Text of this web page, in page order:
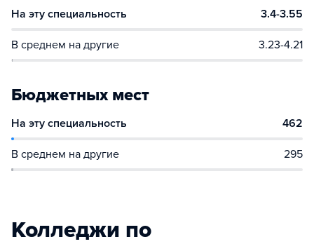
На эту специальность 3.4-3.55
В среднем на другие 3.23-4.21
Бюджетных мест
На эту специальность 462
В среднем на другие 295
Колледжи по